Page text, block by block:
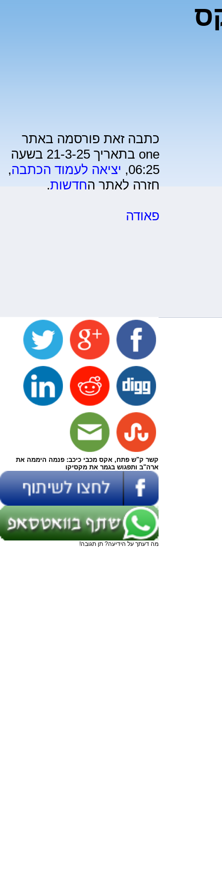
כתבה זאת פורסמה באתר
one בתאריך 21-3-25 בשעה
06:25, יציאה לעמוד הכתבה,
חזרה לאתר החדשות.
פאודה
קשר ק"ש פתח, אקס מכבי כיכב: פנמה היממה את
ארה"ב ותפגוש בגמר את מקסיקו
מה דעתך על הידיעה? תן תגובה!